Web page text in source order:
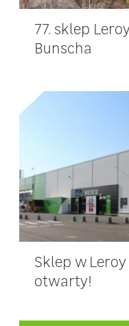
77. sklep
Bunscha
Sklep w
otwarty!